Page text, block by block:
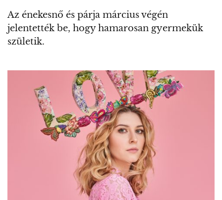
Az énekesnő és párja március végén
jelentették be, hogy hamarosan gyermekük
születik.